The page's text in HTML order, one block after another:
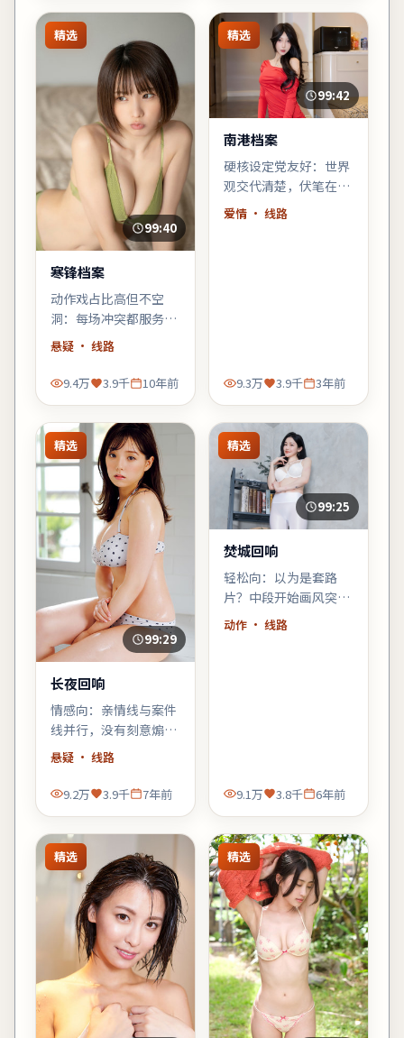
精选
99:40
寒锋档案
动作戏占比高但不空
洞：每场冲突都服务于
人物弧光，郭帆擅长的
稳。
悬疑· 线路
9.4万 3.9千 10年前
精选
99:42
南港档案
硬核设定党友好：世界
观交代清楚，伏笔在片
尾回收；若你喜欢「拼
爱情 · 线路
9.3万 3.9千 3年前
精选
99:29
长夜回响
情感向：亲情线与案件
线并行，没有刻意煽
情，却在车站告别那场
戏里让人鼻酸。
悬疑· 线路
9.2万 3.9千 7年前
精选
99:25
焚城回响
轻松向：以为是套路
片？中段开始画风突
变，黑色幽默与类型梗
齐飞，适合周末配爆米
动作 · 线路
9.1万 3.8千 6年前
精选 精选